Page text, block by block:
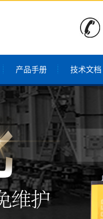
产品手册 技术文档